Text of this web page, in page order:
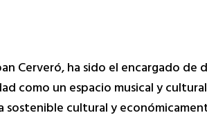
Cerveró, ha sido el encargado de
como un espacio musical y
sostenible cultural y